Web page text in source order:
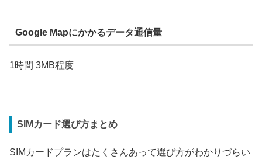
Google Mapにかかるデータ通信量
1時間 3MB程度
SIMカード選び方まとめ
SIMカードプランはたくさんあって選び方がわかりづらい